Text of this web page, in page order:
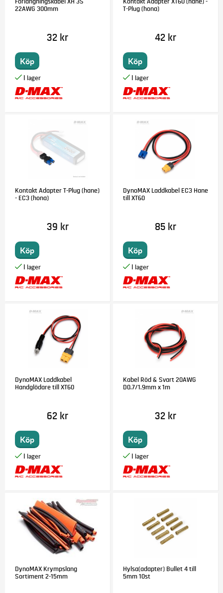
22AWG 300mm
32 kr
Köp
T-Plug (hona)
42 kr
Köp
Kontakt Adapter T-Plug (hane)
- EC3 (hona)
39 kr
Köp
DynoMAX Laddkabel EC3 Hane
till XT60
85 kr
Köp
DynoMAX Laddkabel
Handglödare till XT60
62 kr
Köp
Kabel Röd & Svart 20AWG
D0.7/1.9mm x 1m
32 kr
Köp
DynoMAX Krympslang
Sortiment 2-15mm
Hylsa(adapter) Bullet 4 till
5mm 10st